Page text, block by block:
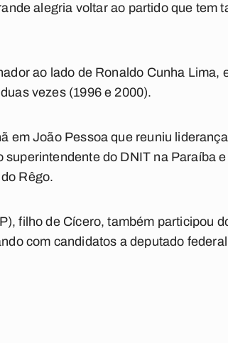
alegria voltar ao partido que tem
ao lado de Ronaldo Cunha Lima,
vezes (1996 e 2000).
em João Pessoa que reuniu
do DNIT na Paraíba
Rêgo.
filho de Cícero, também participou
com candidatos a deputado